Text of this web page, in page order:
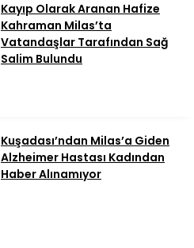
Kayıp Olarak Aranan Hafize
Kahraman Milas’ta
Vatandaşlar Tarafından Sağ
Salim Bulundu
Kuşadası’ndan Milas’a Giden
Alzheimer Hastası Kadından
Haber Alınamıyor